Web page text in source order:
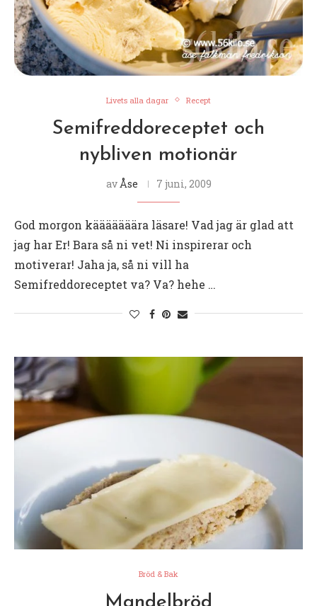
Livets alla dagar Recept
Semifreddoreceptet och
nybliven motionär
av Åse 7 juni, 2009
God morgon kääääääära läsare! Vad jag är glad att
jag har Er! Bara så ni vet! Ni inspirerar och
motiverar! Jaha ja, så ni vill ha
Semifreddoreceptet va? Va? hehe …
Bröd & Bak